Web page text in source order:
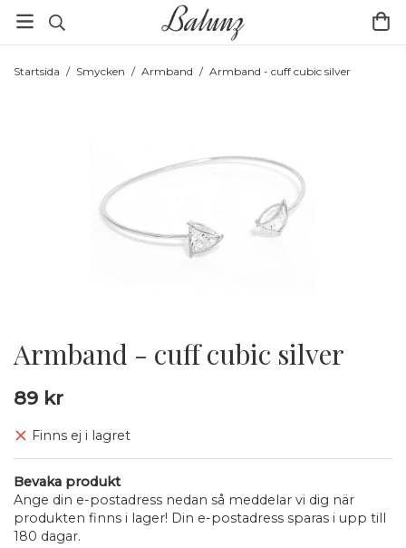
Startsida / Smycken / Armband / Armband - cuff cubic silver
Armband - cuff cubic silver
89 kr
Finns ej i lagret
Bevaka produkt
Ange din e-postadress nedan så meddelar vi dig när
produkten finns i lager! Din e-postadress sparas i upp till
180 dagar.